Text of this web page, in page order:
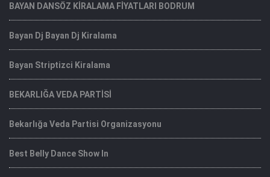
BAYAN DANSÖZ KİRALAMA FİYATLARI BODRUM
Bayan Dj Bayan Dj Kiralama
Bayan Striptizci Kiralama
BEKARLIĞA VEDA PARTİSİ
Bekarlığa Veda Partisi Organizasyonu
Best Belly Dance Show In